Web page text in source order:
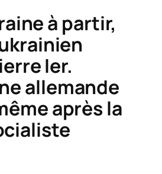
à partir,
Ier.
allemande
après la